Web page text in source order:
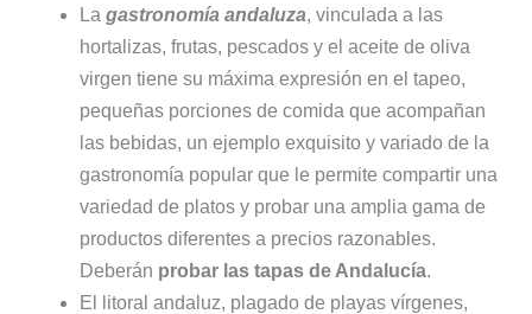
La gastronomía andaluza, vinculada a las
hortalizas, frutas, pescados y el aceite de oliva
virgen tiene su máxima expresión en el tapeo,
pequeñas porciones de comida que acompañan
las bebidas, un ejemplo exquisito y variado de la
gastronomía popular que le permite compartir una
variedad de platos y probar una amplia gama de
productos diferentes a precios razonables.
Deberán probar las tapas de Andalucía.
El litoral andaluz, plagado de playas vírgenes,